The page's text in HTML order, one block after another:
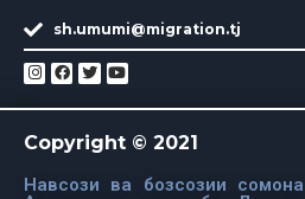
sh.umumi@migration.tj
Copyright © 2021
Навсози ва бозсозии